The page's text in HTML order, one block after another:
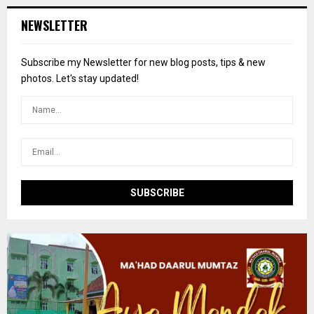
h
o
r
NEWSLETTER
Subscribe my Newsletter for new blog posts, tips & new
photos. Let's stay updated!